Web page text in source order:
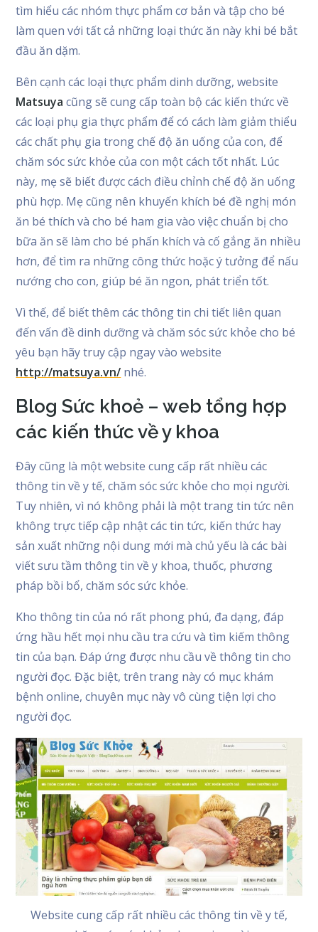
tìm hiểu các nhóm thực phẩm cơ bản và tập cho bé
làm quen với tất cả những loại thức ăn này khi bé bắt
đầu ăn dặm.
Bên cạnh các loại thực phẩm dinh dưỡng, website
Matsuya cũng sẽ cung cấp toàn bộ các kiến thức về
các loại phụ gia thực phẩm để có cách làm giảm thiểu
các chất phụ gia trong chế độ ăn uống của con, để
chăm sóc sức khỏe của con một cách tốt nhất. Lúc
này, mẹ sẽ biết được cách điều chỉnh chế độ ăn uống
phù hợp. Mẹ cũng nên khuyến khích bé đề nghị món
ăn bé thích và cho bé ham gia vào việc chuẩn bị cho
bữa ăn sẽ làm cho bé phấn khích và cố gắng ăn nhiều
hơn, để tìm ra những công thức hoặc ý tưởng để nấu
nướng cho con, giúp bé ăn ngon, phát triển tốt.
Vì thế, để biết thêm các thông tin chi tiết liên quan
đến vấn đề dinh dưỡng và chăm sóc sức khỏe cho bé
yêu bạn hãy truy cập ngay vào website
http://matsuya.vn/ nhé.
Blog Sức khoẻ – web tổng hợp
các kiến thức về y khoa
Đây cũng là một website cung cấp rất nhiều các
thông tin về y tế, chăm sóc sức khỏe cho mọi người.
Tuy nhiên, vì nó không phải là một trang tin tức nên
không trực tiếp cập nhật các tin tức, kiến thức hay
sản xuất những nội dung mới mà chủ yếu là các bài
viết sưu tầm thông tin về y khoa, thuốc, phương
pháp bồi bổ, chăm sóc sức khỏe.
Kho thông tin của nó rất phong phú, đa dạng, đáp
ứng hầu hết mọi nhu cầu tra cứu và tìm kiếm thông
tin của bạn. Đáp ứng được nhu cầu về thông tin cho
người đọc. Đặc biệt, trên trang này có mục khám
bệnh online, chuyên mục này vô cùng tiện lợi cho
người đọc.
Website cung cấp rất nhiều các thông tin về y tế,